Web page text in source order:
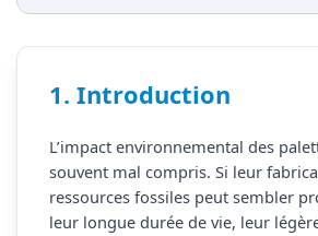
1. Introduction
L’impact environnemental des
souvent mal compris. Si leur
ressources fossiles peut sembler
leur longue durée de vie, leur